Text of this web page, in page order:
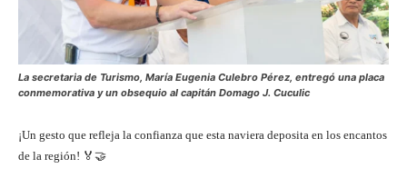
La secretaria de Turismo, María Eugenia Culebro Pérez, entregó una placa
conmemorativa y un obsequio al capitán Domago J. Cuculic
¡Un gesto que refleja la confianza que esta naviera deposita en los encantos
de la región! 🏅🤝